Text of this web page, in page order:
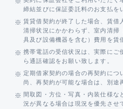
締結並びに保証委託料のお支払を
賃貸借契約が終了した場合、賃借
清掃状況にかかわらず、室内清掃
具及び設備機器を含む）費用を賃
携帯電話の受信状況は、実際にご
ら通話確認をお願い致します。
定期借家契約の場合の再契約につ
尚、再契約が可能な場合は、別途
間取図・方位・写真・内装仕様な
況が異なる場合は現況を優先させ